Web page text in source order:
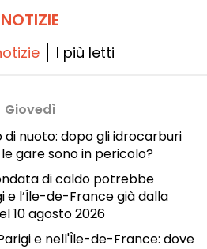
NOTIZIE
I più letti
Giovedì
nuoto: dopo gli idrocarburi
gare sono in pericolo?
di caldo potrebbe
e l’Île-de-France già dalla
10 agosto 2026
e nell'Île-de-France: dove